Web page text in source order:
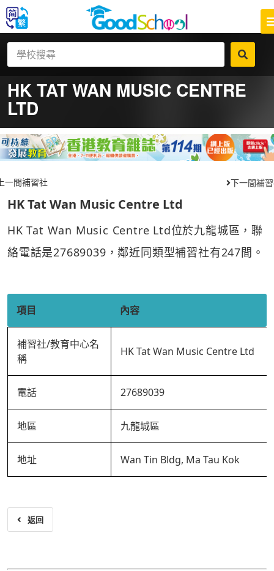
HK TAT WAN MUSIC CENTRE
LTD
一間補習社 下一間補
HK Tat Wan Music Centre Ltd
HK Tat Wan Music Centre Ltd位於九龍城區，聯
絡電話是27689039，鄰近同類型補習社有247間。
項目 內容
補習社/教育中心名
稱
HK Tat Wan Music Centre Ltd
電話 27689039
地區 九龍城區
地址 Wan Tin Bldg, Ma Tau Kok
返回